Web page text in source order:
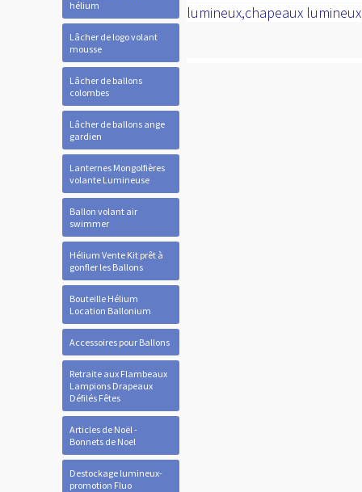
hélium
Lâcher de logo volant
mousse
Lâcher de ballons
colombes
Lâcher de ballons ange
gardien
Lanternes Mongolfières
volante Lumineuse
Ballon volant air
swimmer
Hélium Vente Kit prêt à
gonfler les Ballons
Bouteille Hélium
Location Ballonium
Accessoires pour Ballons
Retraite aux Flambeaux
Lampions Drapeaux
Défilés Fêtes
Articles de Noël -
Bonnets de Noel
Destockage lumineux-
promotion Fluo
lumineux,chapeaux